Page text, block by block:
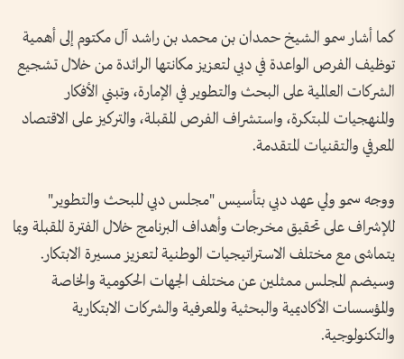
كما أشار سمو الشيخ حمدان بن محمد بن راشد آل مكتوم إلى أهمية
توظيف الفرص الواعدة في دبي لتعزيز مكانتها الرائدة من خلال تشجيع
الشركات العالمية على البحث والتطوير في الإمارة، وتبني الأفكار
والمنهجيات المبتكرة، واستشراف الفرص المقبلة، والتركيز على الاقتصاد
المعرفي والتقنيات المتقدمة.
ووجه سمو ولي عهد دبي بتأسيس "مجلس دبي للبحث والتطوير"
للإشراف على تحقيق مخرجات وأهداف البرنامج خلال الفترة المقبلة وبما
يتماشى مع مختلف الاستراتيجيات الوطنية لتعزيز مسيرة الابتكار.
وسيضم المجلس ممثلين عن مختلف الجهات الحكومية والخاصة
والمؤسسات الأكاديمية والبحثية والمعرفية والشركات الابتكارية
والتكنولوجية.